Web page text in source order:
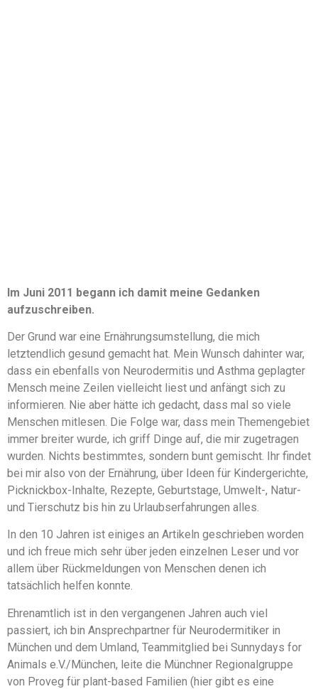
Im Juni 2011 begann ich damit meine Gedanken
aufzuschreiben.
Der Grund war eine Ernährungsumstellung, die mich
letztendlich gesund gemacht hat. Mein Wunsch dahinter war,
dass ein ebenfalls von Neurodermitis und Asthma geplagter
Mensch meine Zeilen vielleicht liest und anfängt sich zu
informieren. Nie aber hätte ich gedacht, dass mal so viele
Menschen mitlesen. Die Folge war, dass mein Themengebiet
immer breiter wurde, ich griff Dinge auf, die mir zugetragen
wurden. Nichts bestimmtes, sondern bunt gemischt. Ihr findet
bei mir also von der Ernährung, über Ideen für Kindergerichte,
Picknickbox-Inhalte, Rezepte, Geburtstage, Umwelt-, Natur-
und Tierschutz bis hin zu Urlaubserfahrungen alles.
In den 10 Jahren ist einiges an Artikeln geschrieben worden
und ich freue mich sehr über jeden einzelnen Leser und vor
allem über Rückmeldungen von Menschen denen ich
tatsächlich helfen konnte.
Ehrenamtlich ist in den vergangenen Jahren auch viel
passiert, ich bin Ansprechpartner für Neurodermitiker in
München und dem Umland, Teammitglied bei Sunnydays for
Animals e.V./München, leite die Münchner Regionalgruppe
von Proveg für plant-based Familien (hier gibt es eine